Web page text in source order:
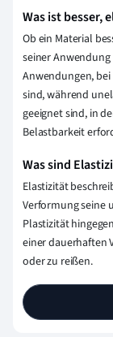
Was ist besser,
Ob ein Material
seiner
Anwendungen,
sind, während
geeignet sind, in
Belastbarkeit
Was sind
Elastizität
Verformung seine
Plastizität
einer dauerhaften
oder zu reißen.